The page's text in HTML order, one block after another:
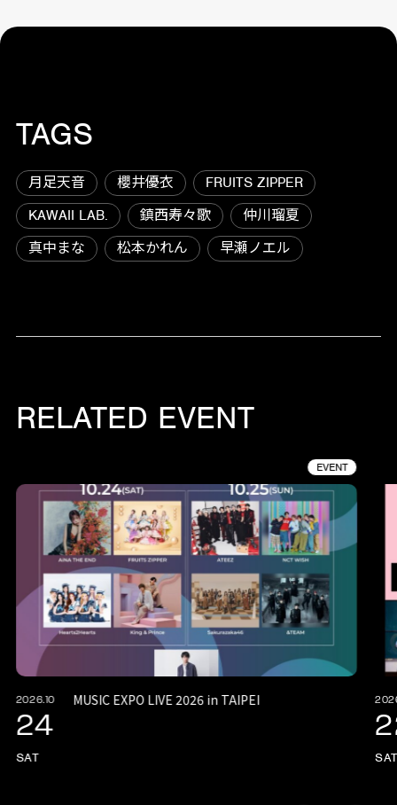
TAGS
月足天音 櫻井優衣
FRUITS ZIPPER
KAWAII LAB.
鎮西寿々歌
仲川瑠夏
真中まな
松本かれん 早瀬ノエル
RELATED EVENT
EVENT
2026.10
24
SAT
MUSIC EXPO LIVE 2026 in TAIPEI